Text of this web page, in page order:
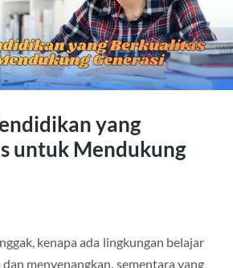
yang
untuk Mendukung
kenapa ada lingkungan belajar
menyenangkan, sementara yang